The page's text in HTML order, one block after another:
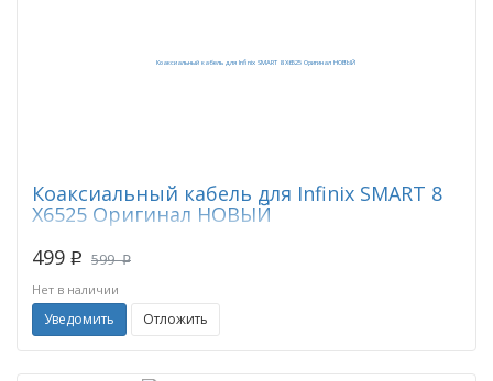
Коаксиальный кабель для Infinix SMART 8
X6525 Оригинал НОВЫЙ
499 p 599 p
Нет в наличии
Уведомить Отложить